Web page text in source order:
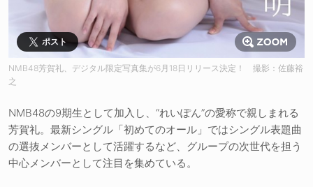
ポスト
NMB48芳賀礼、デジタル限定写真集が6月18日リリース決定！ 撮影：佐藤裕
之
NMB48の9期生として加入し、“れいぽん”の愛称で親しまれる
芳賀礼。最新シングル「初めてのオール」ではシングル表題曲
の選抜メンバーとして活躍するなど、グループの次世代を担う
中心メンバーとして注目を集めている。